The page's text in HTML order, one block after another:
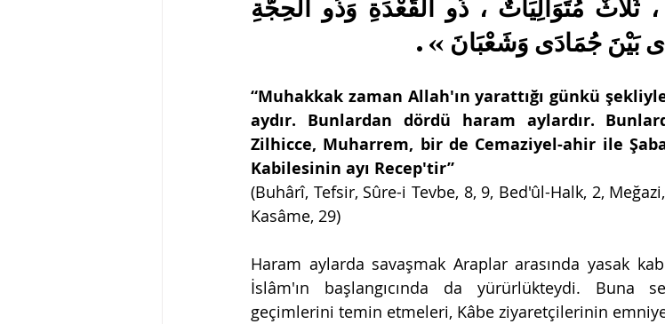
بَيْنَ جُمَادَى وَشَعْبَانَ » .
“Muhakkak zaman Allah'ın yarattığı günkü
aydır. Bunlardan dördü haram aylardır.
Zilhicce, Muharrem, bir de Cemaziyel-ahir ile
Kabilesinin ayı Recep'tir”
(Buhârî, Tefsir, Sûre-i Tevbe, 8, 9, Bed'ûl-Halk, 2,
Kasâme, 29)
Haram aylarda savaşmak Araplar arasında yasak
İslâm'ın başlangıcında da yürürlükteydi. Buna
geçimlerini temin etmeleri, Kâbe ziyaretçilerinin